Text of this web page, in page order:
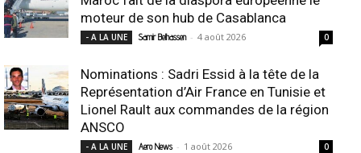
moteur de son hub de Casablanca
- A LA UNE Samir Belhassen - 4 août 2026 0
Nominations : Sadri Essid à la tête de la
Représentation d’Air France en Tunisie et
Lionel Rault aux commandes de la région
ANSCO
- A LA UNE Aero News - 1 août 2026 0